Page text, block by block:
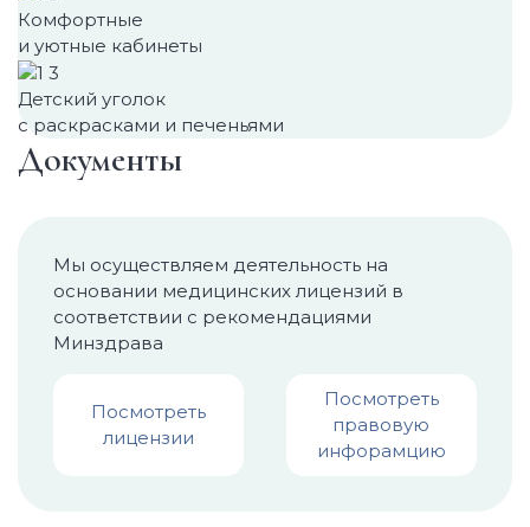
Комфортные
и уютные кабинеты
Детский уголок
с раскрасками и печеньями
Документы
Мы осуществляем деятельность на
основании медицинских лицензий в
соответствии с рекомендациями
Минздрава
Посмотреть
лицензии
Посмотреть
правовую
инфорамцию